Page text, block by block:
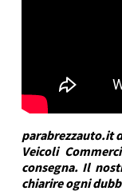
parabrezzauto.it
Veicoli
consegna. Il
chiarire ogni